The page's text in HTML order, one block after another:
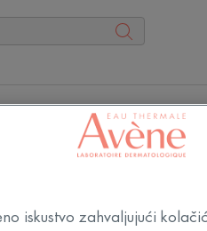
POVELJA O OBVEZI
iskustvo zahvaljujući